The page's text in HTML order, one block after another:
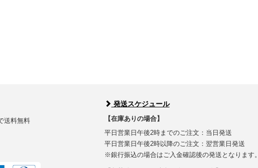
送料無料
発送スケジュール
【在庫ありの場合】
平日営業日午後2時までのご注文：当日発送
平日営業日午後2時以降のご注文：翌営業日発送
※銀行振込の場合はご入金確認後の発送となります。